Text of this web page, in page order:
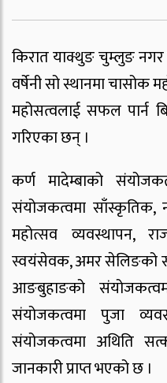
किरात याक्थुङ चुम्लुङ नगर
वर्षेनी सो स्थानमा चासोक
महोसत्वलाई सफल पार्न
गरिएका छन् ।
कर्ण मादेम्बाको
संयोजकत्वमा साँस्कृतिक,
महोत्सव व्यवस्थापन,
स्वयंसेवक, अमर सेलिङको
आङबुहाङको
संयोजकत्वमा पुजा
संयोजकत्वमा अथिति
जानकारी प्राप्त भएको छ ।